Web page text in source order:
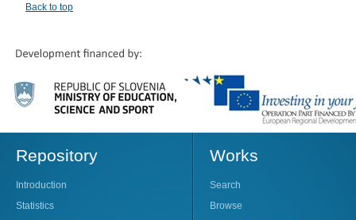
Back to top
Repository
Introduction
Statistics
Works
Search
Browse